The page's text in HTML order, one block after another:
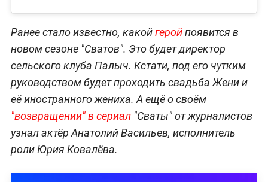
Ранее стало известно, какойгеройпоявится в
новом сезоне "Сватов". Это будет директор
сельского клуба Палыч. Кстати, под его чутким
руководством будет проходить свадьба Жени и
её иностранного жениха. А ещё о своём
"возвращении" в сериал"Сваты" от журналистов
узнал актёр Анатолий Васильев, исполнитель
роли Юрия Ковалёва.